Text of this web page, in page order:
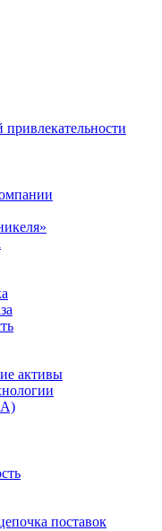
активы
поставок